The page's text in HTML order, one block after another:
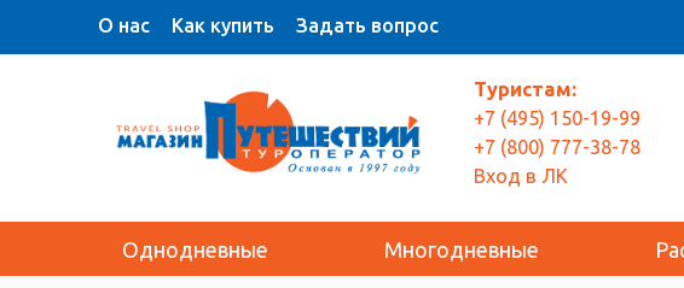
О нас Как купить Задать вопрос
Туристам:
+7 (495) 150-19-99
+7 (800) 777-38-78
Вход в ЛК
Однодневные Многодневные